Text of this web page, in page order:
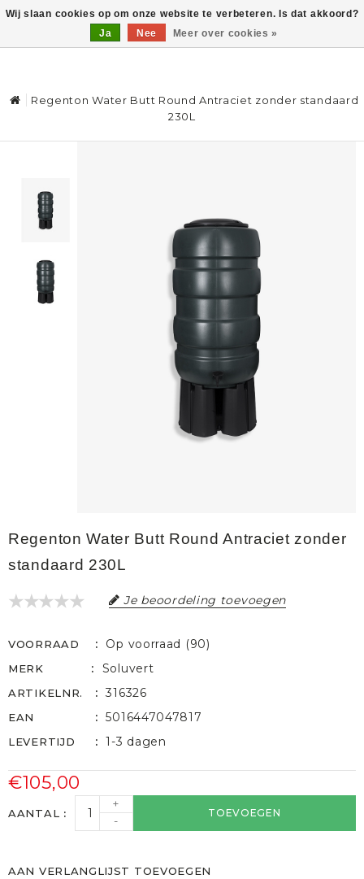
0
Regenton Water Butt Round Antraciet zonder standaard
230L
Regenton Water Butt Round Antraciet zonder
standaard 230L
Je beoordeling toevoegen
VOORRAAD Op voorraad (90)
MERK Soluvert
ARTIKELNR. 316326
EAN 5016447047817
LEVERTIJD 1-3 dagen
€105,00
AANTAL
+
-
TOEVOEGEN
AAN VERLANGLIJST TOEVOEGEN
Wij slaan cookies op om onze website te verbeteren. Is dat akkoord?
Ja
Nee Meer over cookies »